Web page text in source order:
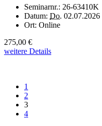
Seminarnr.: 26-63410K
Datum: Do. 02.07.2026
Ort: Online
275,00 €
weitere Details
1
2
3
4